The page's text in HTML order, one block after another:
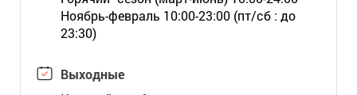
Ноябрь-февраль 10:00-23:00 (пт/сб : до
23:30)
Выходные